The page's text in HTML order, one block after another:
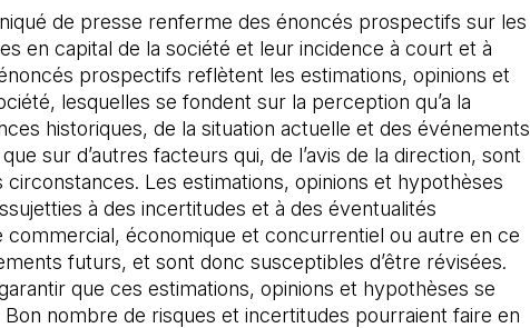
de presse renferme des énoncés prospectifs sur les
en capital de la société et leur incidence à court et à
prospectifs reflètent les estimations, opinions et
lesquelles se fondent sur la perception qu’a la
historiques, de la situation actuelle et des événements
sur d’autres facteurs qui, de l’avis de la direction, sont
circonstances. Les estimations, opinions et hypothèses
à des incertitudes et à des éventualités
commercial, économique et concurrentiel ou autre en ce
futurs, et sont donc susceptibles d’être révisées.
que ces estimations, opinions et hypothèses se
nombre de risques et incertitudes pourraient faire en